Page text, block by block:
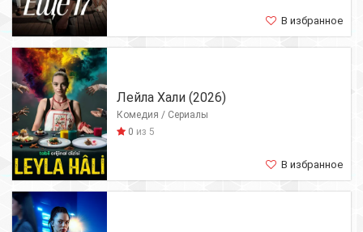
В избранное
Лейла Хали (2026)
Комедия / Сериалы
0 из 5
В избранное